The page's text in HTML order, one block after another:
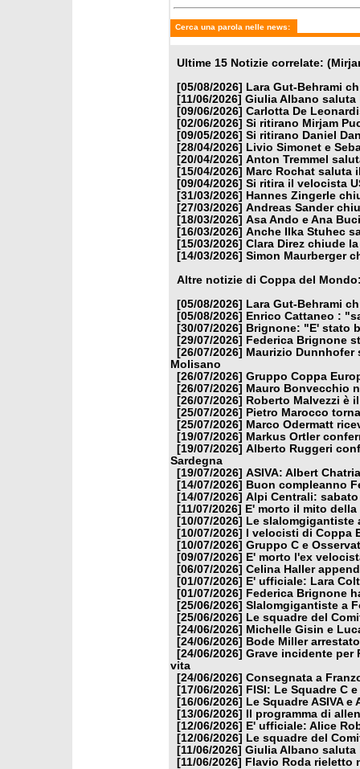
Cerca una parola nelle news:
Ultime 15 Notizie correlate:
[05/08/2026]
Lara Gut-Behrami
[11/06/2026] Giulia Albano saluta
[09/06/2026] Carlotta De
[02/06/2026] Si ritirano Mirjam
[09/05/2026] Si ritirano Daniel
[28/04/2026]
Livio Simonet e
[20/04/2026] Anton Tremmel
[15/04/2026] Marc Rochat saluta
[09/04/2026] Si ritira il velocista
[31/03/2026]
Hannes Zingerle
[27/03/2026] Andreas Sander
[18/03/2026] Asa Ando e Ana
[16/03/2026] Anche Ilka Stuhec
[15/03/2026] Clara Direz chiude
[14/03/2026] Simon Maurberger
Altre notizie di Coppa del
[05/08/2026]
Lara Gut-Behrami
[05/08/2026]
Enrico Cattaneo :
[30/07/2026]
Brignone: "E' stato
[29/07/2026]
Federica Brignone
[26/07/2026] Maurizio Dunnhofer
Molisano
[26/07/2026] Gruppo Coppa
[26/07/2026] Mauro Bonvecchio
[26/07/2026]
Roberto Malvezzi è
[25/07/2026]
Pietro Marocco
[25/07/2026] Marco Odermatt
[19/07/2026] Markus Ortler
[19/07/2026] Alberto Ruggeri
Sardegna
[19/07/2026] ASIVA: Albert
[14/07/2026]
Buon compleanno
[14/07/2026] Alpi Centrali:
[11/07/2026]
E' morto il mito
[10/07/2026]
Le
[10/07/2026]
I velocisti di Coppa
[10/07/2026] Gruppo C e
[09/07/2026]
E' morto l'ex
[06/07/2026] Celina Haller
[01/07/2026]
E' ufficiale: Lara
[01/07/2026]
Federica Brignone
[25/06/2026] Slalomgigantiste a
[25/06/2026]
Le squadre del
[24/06/2026] Michelle Gisin e
[24/06/2026]
Bode Miller
[24/06/2026] Grave incidente per
vita
[24/06/2026] Consegnata a
[17/06/2026]
FISI: Le Squadre C
[16/06/2026]
Le Squadre ASIVA
[13/06/2026]
Il programma di
[12/06/2026]
E' ufficiale: Alice
[12/06/2026]
Le squadre del
[11/06/2026] Giulia Albano saluta
[11/06/2026]
Flavio Roda rieletto